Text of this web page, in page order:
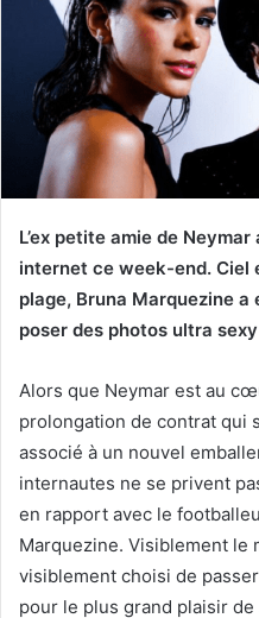
L’ex petite amie de
internet ce week-end. Ciel
plage, Bruna Marquezine
poser des photos ultra
Alors que Neymar est au
prolongation de contrat qui
associé à un nouvel
internautes ne se privent
en rapport avec le
Marquezine. Visiblement le
visiblement choisi de
pour le plus grand plaisir